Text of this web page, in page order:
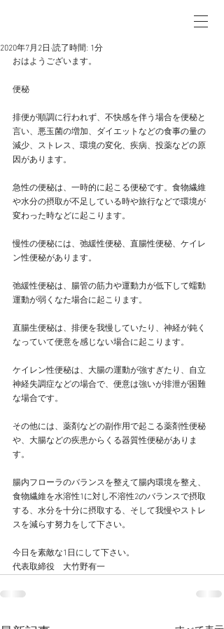
2020年7月2日 読了時間: 1分
おはようございます。
便秘
排便が順調に行われず、不快感を伴う場合を便秘と
言い、悪玉菌の増加、ダイエットなどの食事の量の
減少、ストレス、環境の変化、疾病、投薬などの原
因があります。
急性の便秘は、一時的に起こる便秘です。食物繊維
や水分の摂取が不足している時や旅行などで環境が
変わった時などに起こります。
慢性の便秘には、弛緩性便秘、直腸性便秘、ケイレ
ン性便秘があります。
弛緩性便秘は、腸管の筋力や運動力が低下して蠕動
運動が弱くなた場合に起こります。
直腸生便秘は、排便を我慢していたり、神経が鈍く
なっていて便意を感じない場合に起こります。
ケイレン性便秘は、大腸の運動が強すぎたり、自立
神経失調症などの場合で、便意は強いが排泄が困難
な場合です。
その他には、薬剤などの副作用で起こる薬剤性便秘
や、大腸などの疾患からくる器質性便秘がありま
す。
腸内フローラのバランスを整えて腸内環境を整え、
食物繊維を水溶性1に対し不溶性2のバランスで摂取
する、水分を十分に摂取する、そして我慢やストレ
スを減らす努力をして下さい。
今日を素敵な1日にして下さい。
代表取締役　大竹野有一